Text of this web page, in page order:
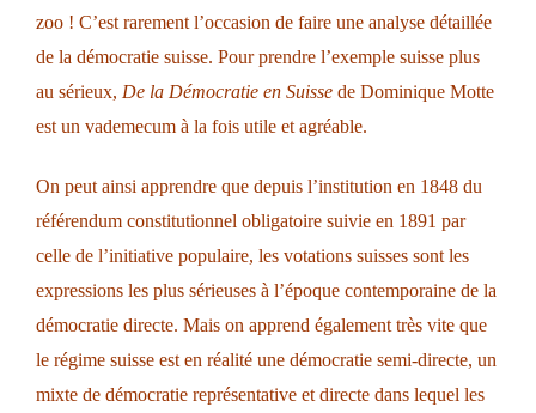
zoo ! C’est rarement l’occasion de faire une analyse détaillée
de la démocratie suisse. Pour prendre l’exemple suisse plus
au sérieux, De la Démocratie en Suisse de Dominique Motte
est un vademecum à la fois utile et agréable.
On peut ainsi apprendre que depuis l’institution en 1848 du
référendum constitutionnel obligatoire suivie en 1891 par
celle de l’initiative populaire, les votations suisses sont les
expressions les plus sérieuses à l’époque contemporaine de la
démocratie directe. Mais on apprend également très vite que
le régime suisse est en réalité une démocratie semi-directe, un
mixte de démocratie représentative et directe dans lequel les